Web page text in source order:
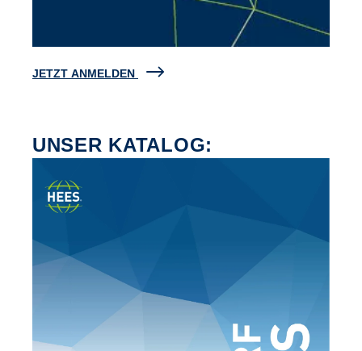
JETZT ANMELDEN
UNSER KATALOG: